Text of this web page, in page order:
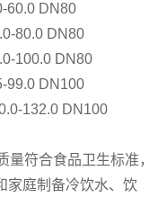
60.0 DN80
80.0 DN80
100.0 DN80
99.0 DN100
132.0 DN100
量符合食品卫生标准，
家庭制备冷饮水、饮